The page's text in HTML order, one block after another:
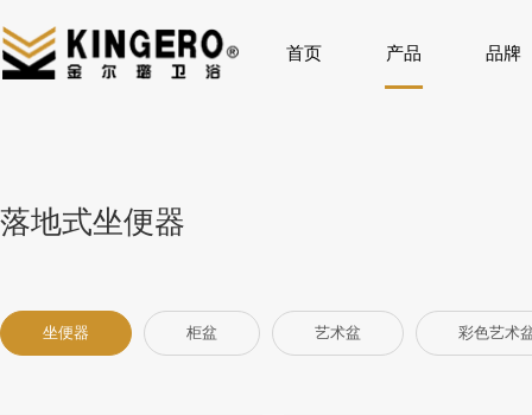
首页 产品 品牌
落地式坐便器
坐便器 柜盆 艺术盆 彩色艺术